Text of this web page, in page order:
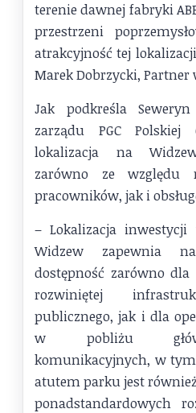
terenie dawnej fabryki
przestrzeni
atrakcyjność tej
Marek Dobrzycki, Partner
Jak podkreśla
zarządu PGC Polskiej
lokalizacja na
zarówno ze względu
pracowników, jak i
– Lokalizacja inwestycji
Widzew zapewnia
dostępność zarówno
rozwiniętej
publicznego, jak i dla
w pobliżu
komunikacyjnych, w
atutem parku jest
ponadstandardowych